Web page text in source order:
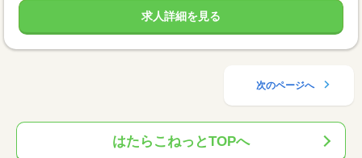
求人詳細を見る
次のページへ
はたらこねっとTOPへ